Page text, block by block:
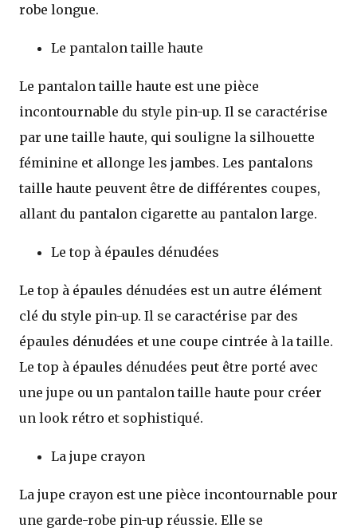
robe longue.
Le pantalon taille haute
Le pantalon taille haute est une pièce
incontournable du style pin-up. Il se caractérise
par une taille haute, qui souligne la silhouette
féminine et allonge les jambes. Les pantalons
taille haute peuvent être de différentes coupes,
allant du pantalon cigarette au pantalon large.
Le top à épaules dénudées
Le top à épaules dénudées est un autre élément
clé du style pin-up. Il se caractérise par des
épaules dénudées et une coupe cintrée à la taille.
Le top à épaules dénudées peut être porté avec
une jupe ou un pantalon taille haute pour créer
un look rétro et sophistiqué.
La jupe crayon
La jupe crayon est une pièce incontournable pour
une garde-robe pin-up réussie. Elle se